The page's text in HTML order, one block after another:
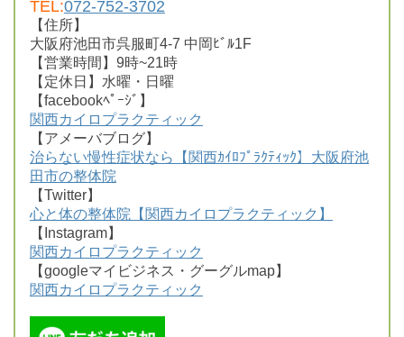
TEL:072-752-3702
【住所】
大阪府池田市呉服町4-7 中岡ﾋﾞﾙ1F
【営業時間】9時~21時
【定休日】水曜・日曜
【facebookﾍﾟｰｼﾞ】
関西カイロプラクティック
【アメーバブログ】
治らない慢性症状なら【関西ｶｲﾛﾌﾟﾗｸﾃｨｯｸ】大阪府池
田市の整体院
【Twitter】
心と体の整体院【関西カイロプラクティック】
【Instagram】
関西カイロプラクティック
【googleマイビジネス・グーグルmap】
関西カイロプラクティック